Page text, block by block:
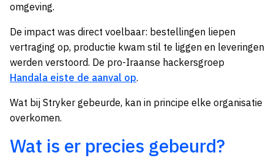
omgeving.
De impact was direct voelbaar: bestellingen liepen
vertraging op, productie kwam stil te liggen en leveringen
werden verstoord. De pro-Iraanse hackersgroep
Handala eiste de aanval op.
Wat bij Stryker gebeurde, kan in principe elke organisatie
overkomen.
Wat is er precies gebeurd?